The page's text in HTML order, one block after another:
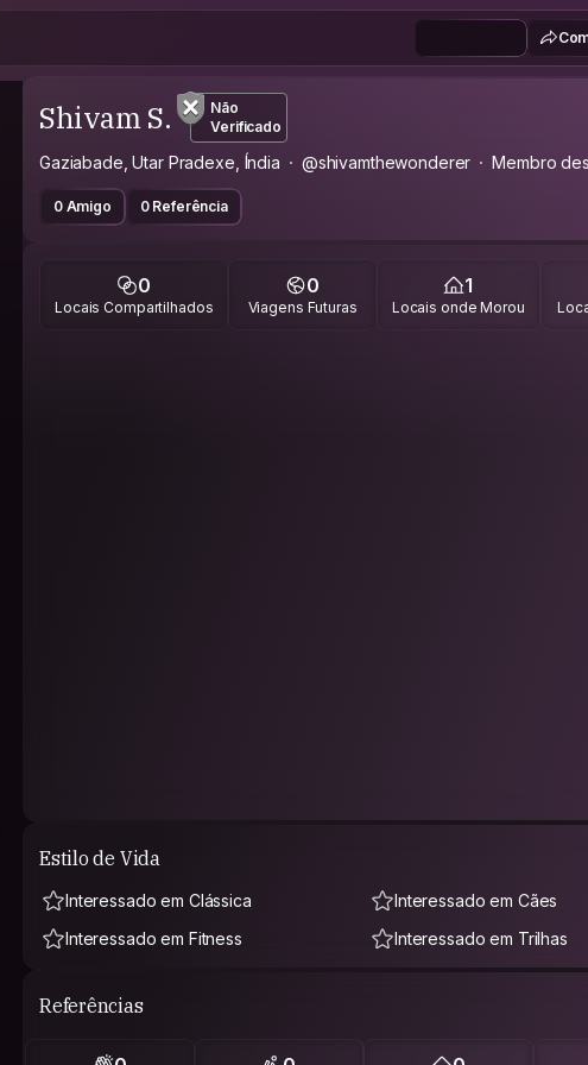
Shivam S.
Não
Verificado
Gaziabade, Utar Pradexe, Índia @shivamthewonderer Membro
0 Amigo 0 Referência
0
Locais Compartilhados
0
Viagens Futuras
1
Locais onde Morou
Estilo de Vida
Interessado em Clássica
Interessado em Cães
Interessado em Fitness
Interessado em Trilhas
Referências